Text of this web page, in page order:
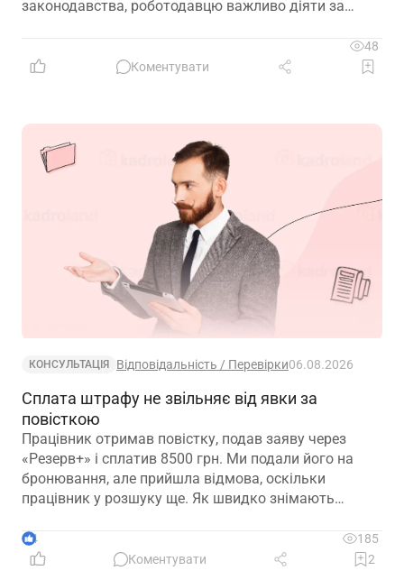
законодавства, роботодавцю важливо діяти за
надійне зберігання в майбутньому
48
Коментувати
КОНСУЛЬТАЦІЯ Відповідальність / Перевірки06.08.2026
Сплата штрафу не звільняє від явки за
повісткою
Працівник отримав повістку, подав заяву через
«Резерв+» і сплатив 8500 грн. Ми подали його на
бронювання, але прийшла відмова, оскільки
працівник у розшуку ще. Як швидко знімають
4
185
Коментувати
2